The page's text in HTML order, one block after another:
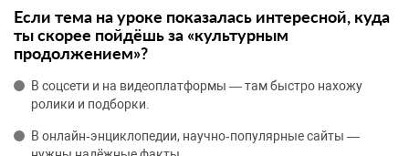
Если тема на уроке показалась интересной, куда
ты скорее пойдёшь за «культурным
продолжением»?
В соцсети и на видеоплатформы — там быстро нахожу
ролики и подборки.
В онлайн‑энциклопедии, научно‑популярные сайты —